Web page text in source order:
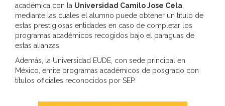
académica con la Universidad Camilo Jose Cela
mediante las cuales el alumno puede obtener un título de
estas prestigiosas entidades en caso de completar los
programas académicos recogidos bajo el paraguas de
estas alianzas.
Además, la Universidad EUDE, con sede principal en
México, emite programas académicos de posgrado con
títulos oficiales reconocidos por SEP.